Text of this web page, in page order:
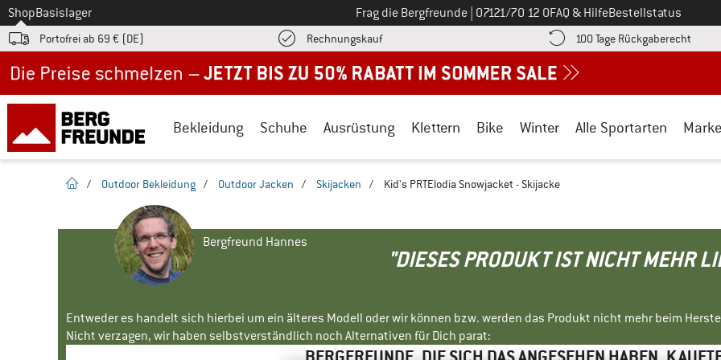
Zum
ShopBasislager Frag die Bergfreunde Ruf uns an unter
07121/70 12 0FAQ & HilfeBestellstatus
Portofrei ab 69 € (DE) RechnungskaufFinde die Zahlungs-Infos hier! Öffnet sich in einer Infobox
100 Tage Rückgaberecht
Bekleidung Schuhe Ausrüstung Klettern Bike Winter Alle Sportarten
Startseite
/ Outdoor Bekleidung / Outdoor Jacken / Skijacken / Kid's PRTElodia Snowjacket - Skijacke
Bergfreund Hannes
"DIESES PRODUKT IST NICHT MEHR
Entweder es handelt sich hierbei um ein älteres Modell oder wir können bzw. werden das Produkt nicht mehr beim
Nicht verzagen, wir haben selbstverständlich noch Alternativen für Dich parat: